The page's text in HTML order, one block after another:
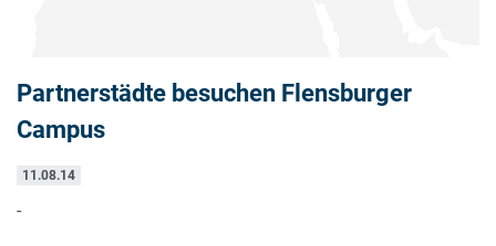
Partnerstädte besuchen Flensburger
Campus
11.08.14
-